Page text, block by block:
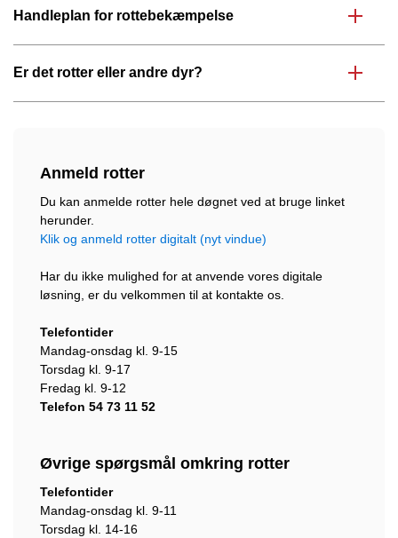
Handleplan for rottebekæmpelse
Er det rotter eller andre dyr?
Anmeld rotter
Du kan anmelde rotter hele døgnet ved at bruge linket
herunder.
Klik og anmeld rotter digitalt (nyt vindue)
Har du ikke mulighed for at anvende vores digitale
løsning, er du velkommen til at kontakte os.
Telefontider
Mandag-onsdag kl. 9-15
Torsdag kl. 9-17
Fredag kl. 9-12
Telefon 54 73 11 52
Øvrige spørgsmål omkring rotter
Telefontider
Mandag-onsdag kl. 9-11
Torsdag kl. 14-16